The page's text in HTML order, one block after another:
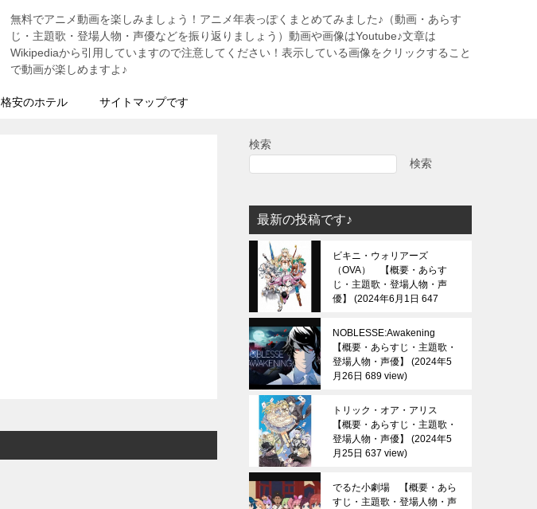
無料でアニメ動画を楽しみましょう！アニメ年表っぽくまとめてみました♪（動画・あらす
じ・主題歌・登場人物・声優などを振り返りましょう）動画や画像はYoutube♪文章は
Wikipediaから引用していますので注意してください！表示している画像をクリックすること
で動画が楽しめますよ♪
格安のホテル サイトマップです
検索
検索
最新の投稿です♪
ビキニ・ウォリアーズ
（OVA） 【概要・あらす
じ・主題歌・登場人物・声
優】
2024年6月1日 647
NOBLESSE:Awakening
【概要・あらすじ・主題歌・
登場人物・声優】
2024年5
月26日 689 view
トリック・オア・アリス
【概要・あらすじ・主題歌・
登場人物・声優】
2024年5
月25日 637 view
でるた小劇場 【概要・あら
すじ・主題歌・登場人物・声